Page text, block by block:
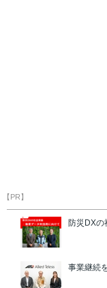
【PR】
防災DXの
事業継続